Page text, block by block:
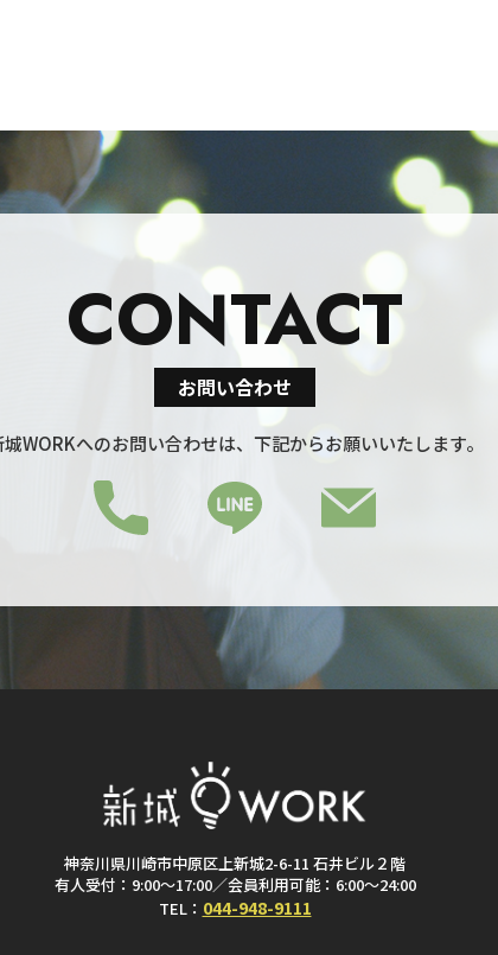
CONTACT
お問い合わせ
城WORKへのお問い合わせは、下記からお願いいたします。
神奈川県川崎市中原区上新城2-6-11 石井ビル２階
有人受付：9:00～17:00／会員利用可能：6:00～24:00
TEL： 044-948-9111